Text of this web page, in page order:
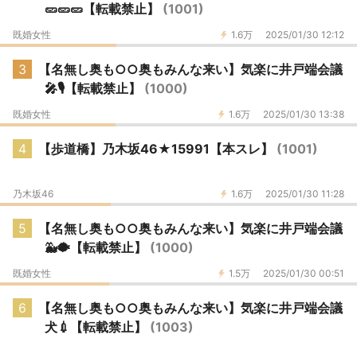
🥒🥒🥒【転載禁止】 (1001)
1.6万 2025/01/30 12:12
既婚女性
3
【名無し奥も○○奥もみんな来い】気楽に井戸端会議
🎤🎙️【転載禁止】 (1000)
1.6万 2025/01/30 13:38
既婚女性
4 【歩道橋】乃木坂46★15991【本スレ】 (1001)
1.6万 2025/01/30 11:28
乃木坂46
5
【名無し奥も○○奥もみんな来い】気楽に井戸端会議
🐳🐡【転載禁止】 (1000)
1.5万 2025/01/30 00:51
既婚女性
6
【名無し奥も○○奥もみんな来い】気楽に井戸端会議
犬💉【転載禁止】 (1003)